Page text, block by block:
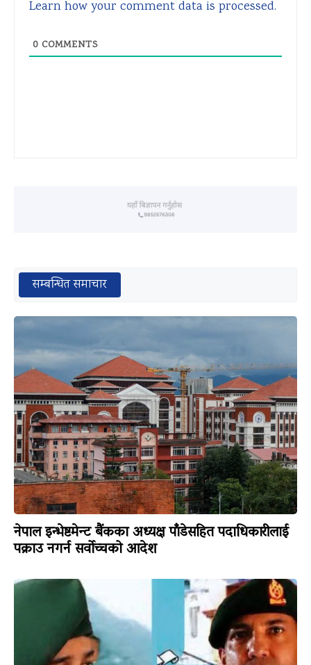
Learn how your comment data is processed.
0 COMMENTS
सम्बन्धित समाचार
नेपाल इन्भेष्टमेन्ट बैंकका अध्यक्ष पाँडेसहित पदाधिकारीलाई
पक्राउ नगर्न सर्वोच्चको आदेश